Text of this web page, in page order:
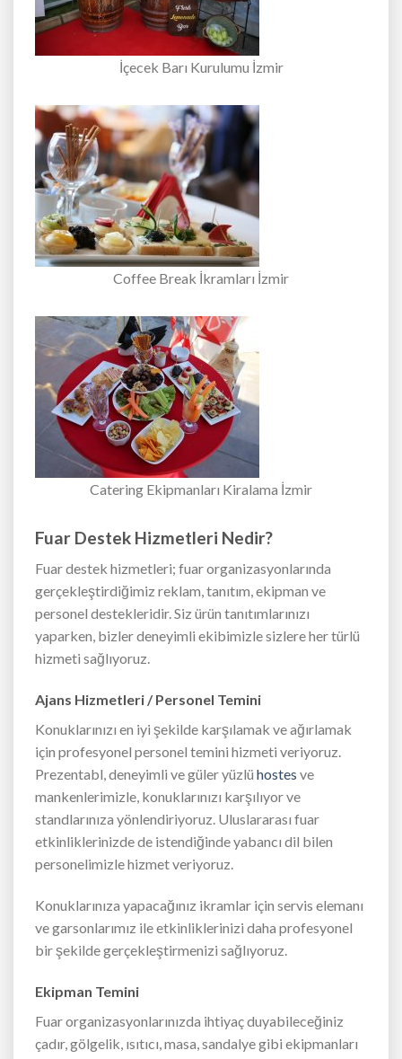
İçecek Barı Kurulumu İzmir
Coffee Break İkramları İzmir
Catering Ekipmanları Kiralama İzmir
Fuar Destek Hizmetleri Nedir?
Fuar destek hizmetleri; fuar organizasyonlarında
gerçekleştirdiğimiz reklam, tanıtım, ekipman ve
personel destekleridir. Siz ürün tanıtımlarınızı
yaparken, bizler deneyimli ekibimizle sizlere her türlü
hizmeti sağlıyoruz.
Ajans Hizmetleri / Personel Temini
Konuklarınızı en iyi şekilde karşılamak ve ağırlamak
için profesyonel personel temini hizmeti veriyoruz.
Prezentabl, deneyimli ve güler yüzlü hostes ve
mankenlerimizle, konuklarınızı karşılıyor ve
standlarınıza yönlendiriyoruz. Uluslararası fuar
etkinliklerinizde de istendiğinde yabancı dil bilen
personelimizle hizmet veriyoruz.
Konuklarınıza yapacağınız ikramlar için servis elemanı
ve garsonlarımız ile etkinliklerinizi daha profesyonel
bir şekilde gerçekleştirmenizi sağlıyoruz.
Ekipman Temini
Fuar organizasyonlarınızda ihtiyaç duyabileceğiniz
çadır, gölgelik, ısıtıcı, masa, sandalye gibi ekipmanları